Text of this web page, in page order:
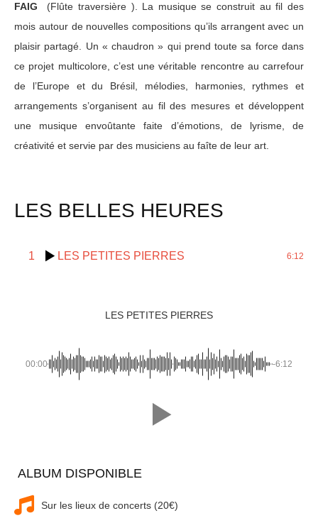
FAIG (Flûte traversière ). La musique se construit au fil des
mois autour de nouvelles compositions qu’ils arrangent avec un
plaisir partagé. Un « chaudron » qui prend toute sa force dans
ce projet multicolore, c’est une véritable rencontre au carrefour
de l’Europe et du Brésil, mélodies, harmonies, rythmes et
arrangements s’organisent au fil des mesures et développent
une musique envoûtante faite d’émotions, de lyrisme, de
créativité et servie par des musiciens au faîte de leur art.
LES BELLES HEURES
1 LES PETITES PIERRES 6:12
LES PETITES PIERRES
00:00 -6:12
ALBUM DISPONIBLE
Sur les lieux de concerts (20€)